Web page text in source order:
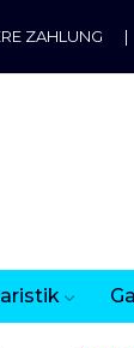
ZAHLUNG |